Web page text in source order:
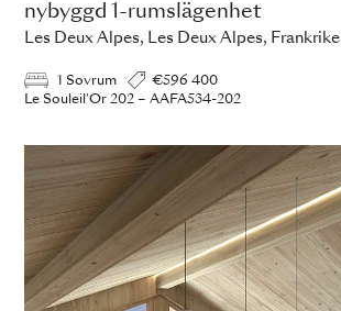
nybyggd 1-rumslägenhet
Les Deux Alpes, Les Deux Alpes, Frankrike
1 Sovrum
€596 400
Le Souleil'Or 202 – AAFA534-202